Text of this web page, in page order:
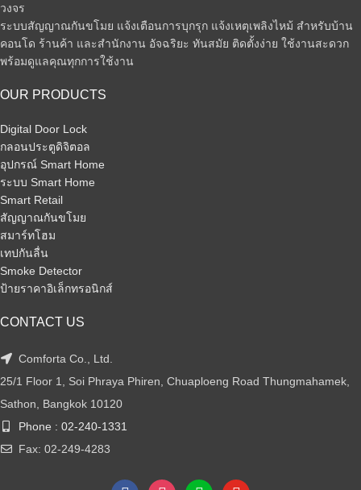
วงจร
ระบบสัญญาณกันขโมย แจ้งเตือนการบุกรุก แจ้งเหตุเพลิงไหม้ สำหรับบ้าน
คอนโด ร้านค้า และสำนักงาน อัจฉริยะ ทันสมัย ติดตั้งง่าย ใช้งานสะดวก
พร้อมดูแลคุณทุกการใช้งาน
OUR PRODUCTS
Digital Door Lock
กลอนประตูดิจิตอล
อุปกรณ์ Smart Home
ระบบ Smart Home
Smart Retail
สัญญาณกันขโมย
สมาร์ทโฮม
เทปกันลื่น
Smoke Detector
ป้ายราคาอิเล็กทรอนิกส์
CONTACT US
Comforta Co., Ltd.
25/1 Floor 1, Soi Phraya Phiren, Chuaploeng Road Thungmahamek,
Sathon, Bangkok 10120
Phone : 02-240-1331
Fax: 02-249-4283